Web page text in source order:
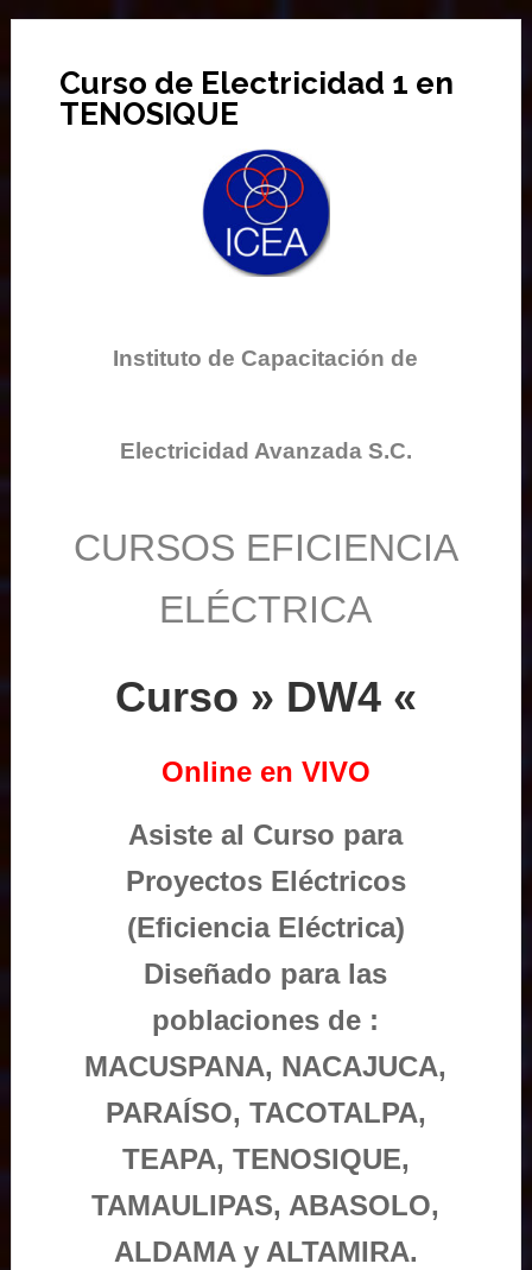
Curso de Electricidad 1 en
TENOSIQUE
Instituto de Capacitación de
Electricidad Avanzada S.C.
CURSOS EFICIENCIA
ELÉCTRICA
Curso » DW4 «
Online en VIVO
Asiste al Curso para
Proyectos Eléctricos
(Eficiencia Eléctrica)
Diseñado para las
poblaciones de :
MACUSPANA, NACAJUCA,
PARAÍSO, TACOTALPA,
TEAPA, TENOSIQUE,
TAMAULIPAS, ABASOLO,
ALDAMA y ALTAMIRA.